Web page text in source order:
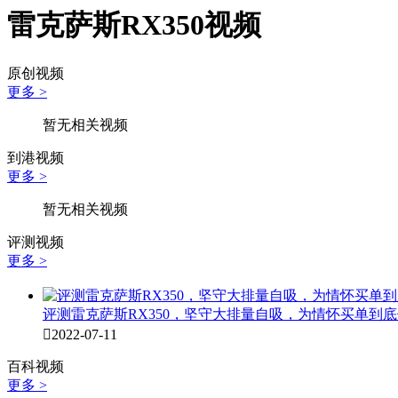
雷克萨斯RX350视频
原创视频
更多 >
暂无相关视频
到港视频
更多 >
暂无相关视频
评测视频
更多 >
评测雷克萨斯RX350，坚守大排量自吸，为情怀买单到底
2022-07-11
百科视频
更多 >